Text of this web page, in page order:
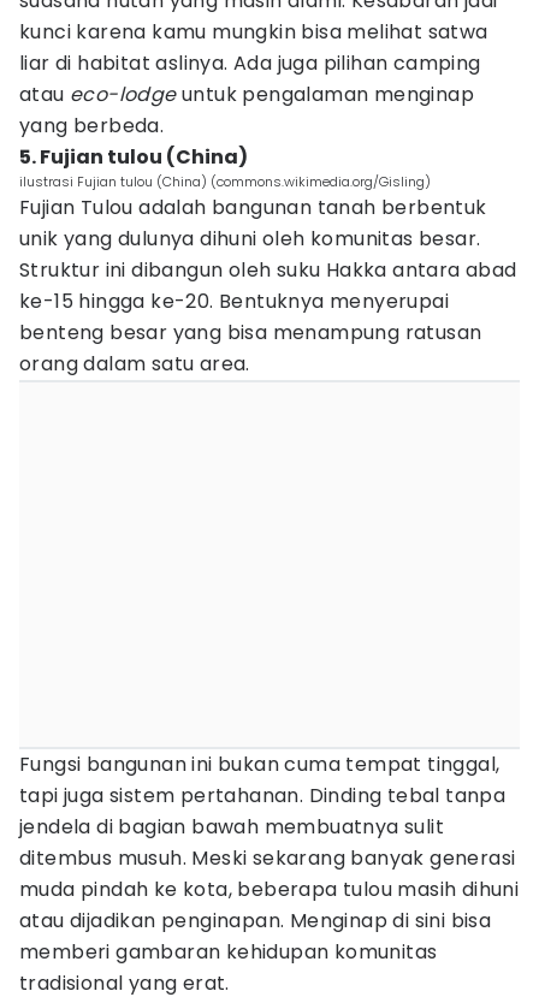
kunci karena kamu mungkin bisa melihat satwa
liar di habitat aslinya. Ada juga pilihan camping
atau eco-lodgeuntuk pengalaman menginap
yang berbeda.
5. Fujian tulou (China)
ilustrasi Fujian tulou (China) (commons.wikimedia.org/Gisling)
Fujian Tulou adalah bangunan tanah berbentuk
unik yang dulunya dihuni oleh komunitas besar.
Struktur ini dibangun oleh suku Hakka antara abad
ke-15 hingga ke-20. Bentuknya menyerupai
benteng besar yang bisa menampung ratusan
orang dalam satu area.
Fungsi bangunan ini bukan cuma tempat tinggal,
tapi juga sistem pertahanan. Dinding tebal tanpa
jendela di bagian bawah membuatnya sulit
ditembus musuh. Meski sekarang banyak generasi
muda pindah ke kota, beberapa tulou masih dihuni
atau dijadikan penginapan. Menginap di sini bisa
memberi gambaran kehidupan komunitas
tradisional yang erat.